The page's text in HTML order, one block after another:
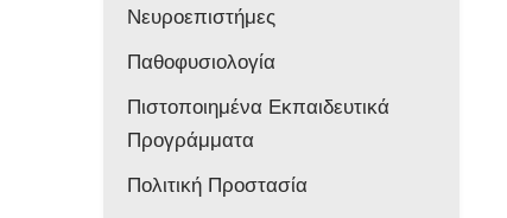
Νευροεπιστήμες
Παθοφυσιολογία
Πιστοποιημένα Εκπαιδευτικά
Προγράμματα
Πολιτική Προστασία